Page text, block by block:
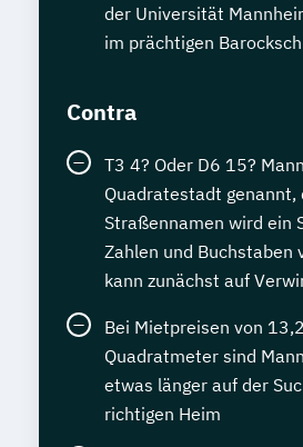
der Universität
im prächtigen
Contra
T3 4? Oder D6 15?
Quadratestadt genannt,
Straßennamen wird ein
Zahlen und Buchstaben
kann zunächst auf
Bei Mietpreisen von
Quadratmeter sind
etwas länger auf der
richtigen Heim